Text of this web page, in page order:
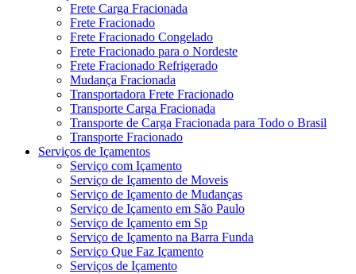
Frete Carga Fracionada
Frete Fracionado
Frete Fracionado Congelado
Frete Fracionado para o Nordeste
Frete Fracionado Refrigerado
Mudança Fracionada
Transportadora Frete Fracionado
Transporte Carga Fracionada
Transporte de Carga Fracionada para Todo o Brasil
Transporte Fracionado
Serviços de Içamentos
Serviço com Içamento
Serviço de Içamento de Moveis
Serviço de Içamento de Mudanças
Serviço de Içamento em São Paulo
Serviço de Içamento em Sp
Serviço de Içamento na Barra Funda
Serviço Que Faz Içamento
Serviços de Içamento